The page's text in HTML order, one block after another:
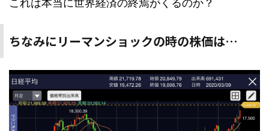
これは本当に世界経済の終焉がくるのか？
ちなみにリーマンショックの時の株価は…